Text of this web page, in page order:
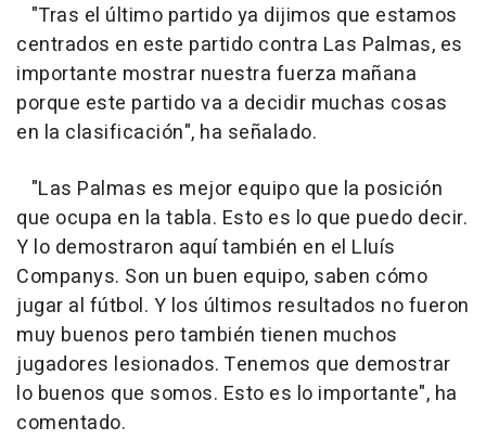
"Tras el último partido ya dijimos que estamos
centrados en este partido contra Las Palmas, es
importante mostrar nuestra fuerza mañana
porque este partido va a decidir muchas cosas
en la clasificación", ha señalado.
"Las Palmas es mejor equipo que la posición
que ocupa en la tabla. Esto es lo que puedo decir.
Y lo demostraron aquí también en el Lluís
Companys. Son un buen equipo, saben cómo
jugar al fútbol. Y los últimos resultados no fueron
muy buenos pero también tienen muchos
jugadores lesionados. Tenemos que demostrar
lo buenos que somos. Esto es lo importante", ha
comentado.